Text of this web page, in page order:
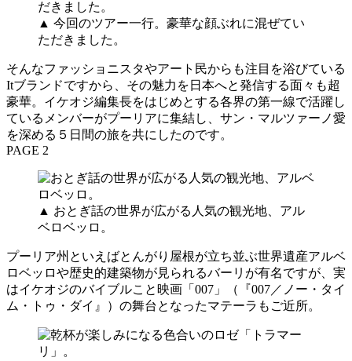
▲ 今回のツアー一行。豪華な顔ぶれに混ぜてい
ただきました。
そんなファッショニスタやアート民からも注目を浴びている
Itブランドですから、その魅力を日本へと発信する面々も超
豪華。イケオジ編集長をはじめとする各界の第一線で活躍し
ているメンバーがプーリアに集結し、サン・マルツァーノ愛
を深める５日間の旅を共にしたのです。
PAGE 2
▲ おとぎ話の世界が広がる人気の観光地、アル
ベロベッロ。
プーリア州といえばとんがり屋根が立ち並ぶ世界遺産アルベ
ロベッロや歴史的建築物が見られるバーリが有名ですが、実
はイケオジのバイブルこと映画「007」（『007／ノー・タイ
ム・トゥ・ダイ』）の舞台となったマテーラもご近所。